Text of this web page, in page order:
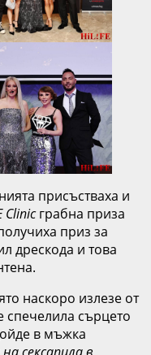
присъстваха и
Clinicграбна приза
приз за
дрескода и това
наскоро излезе от
спечелила сърцето
в мъжка
сексапила в